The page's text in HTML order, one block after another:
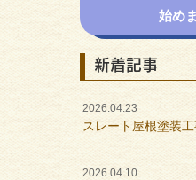
始め
新着記事
2026.04.23
スレート屋根塗装
2026.04.10